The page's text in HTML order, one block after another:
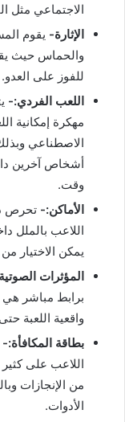
الاجتماعي مثل
الإثارة- يقوم
والحماس حيث
للفوز على العدو.
اللعب الفردي:-
مهكرة إمكانية
الاصطناعي
أشخاص آخرين
وقت.
الأماكن:- تحرص
اللاعب بالملل
يمكن الاختيار من
المؤثرات
برابط مباشر هي
واقعية اللعبة
بطاقة المكافأة:-
اللاعب على
من الإنجازات
الأدوات.